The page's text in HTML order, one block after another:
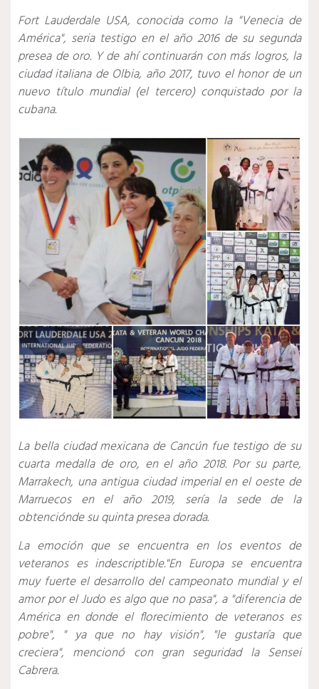
Fort Lauderdale USA, conocida como la "Venecia de
América", seria testigo en el año 2016 de su segunda
presea de oro. Y de ahí continuarán con más logros, la
ciudad italiana de Olbia, año 2017, tuvo el honor de un
nuevo título mundial (el tercero) conquistado por la
cubana.
La bella ciudad mexicana de Cancún fue testigo de su
cuarta medalla de oro, en el año 2018. Por su parte,
Marrakech, una antigua ciudad imperial en el oeste de
Marruecos en el año 2019, sería la sede de la
obtenciónde su quinta presea dorada.
La emoción que se encuentra en los eventos de
veteranos es indescriptible."En Europa se encuentra
muy fuerte el desarrollo del campeonato mundial y el
amor por el Judo es algo que no pasa", a "diferencia de
América en donde el florecimiento de veteranos es
pobre", " ya que no hay visión", "le gustaría que
creciera", mencionó con gran seguridad la Sensei
Cabrera.